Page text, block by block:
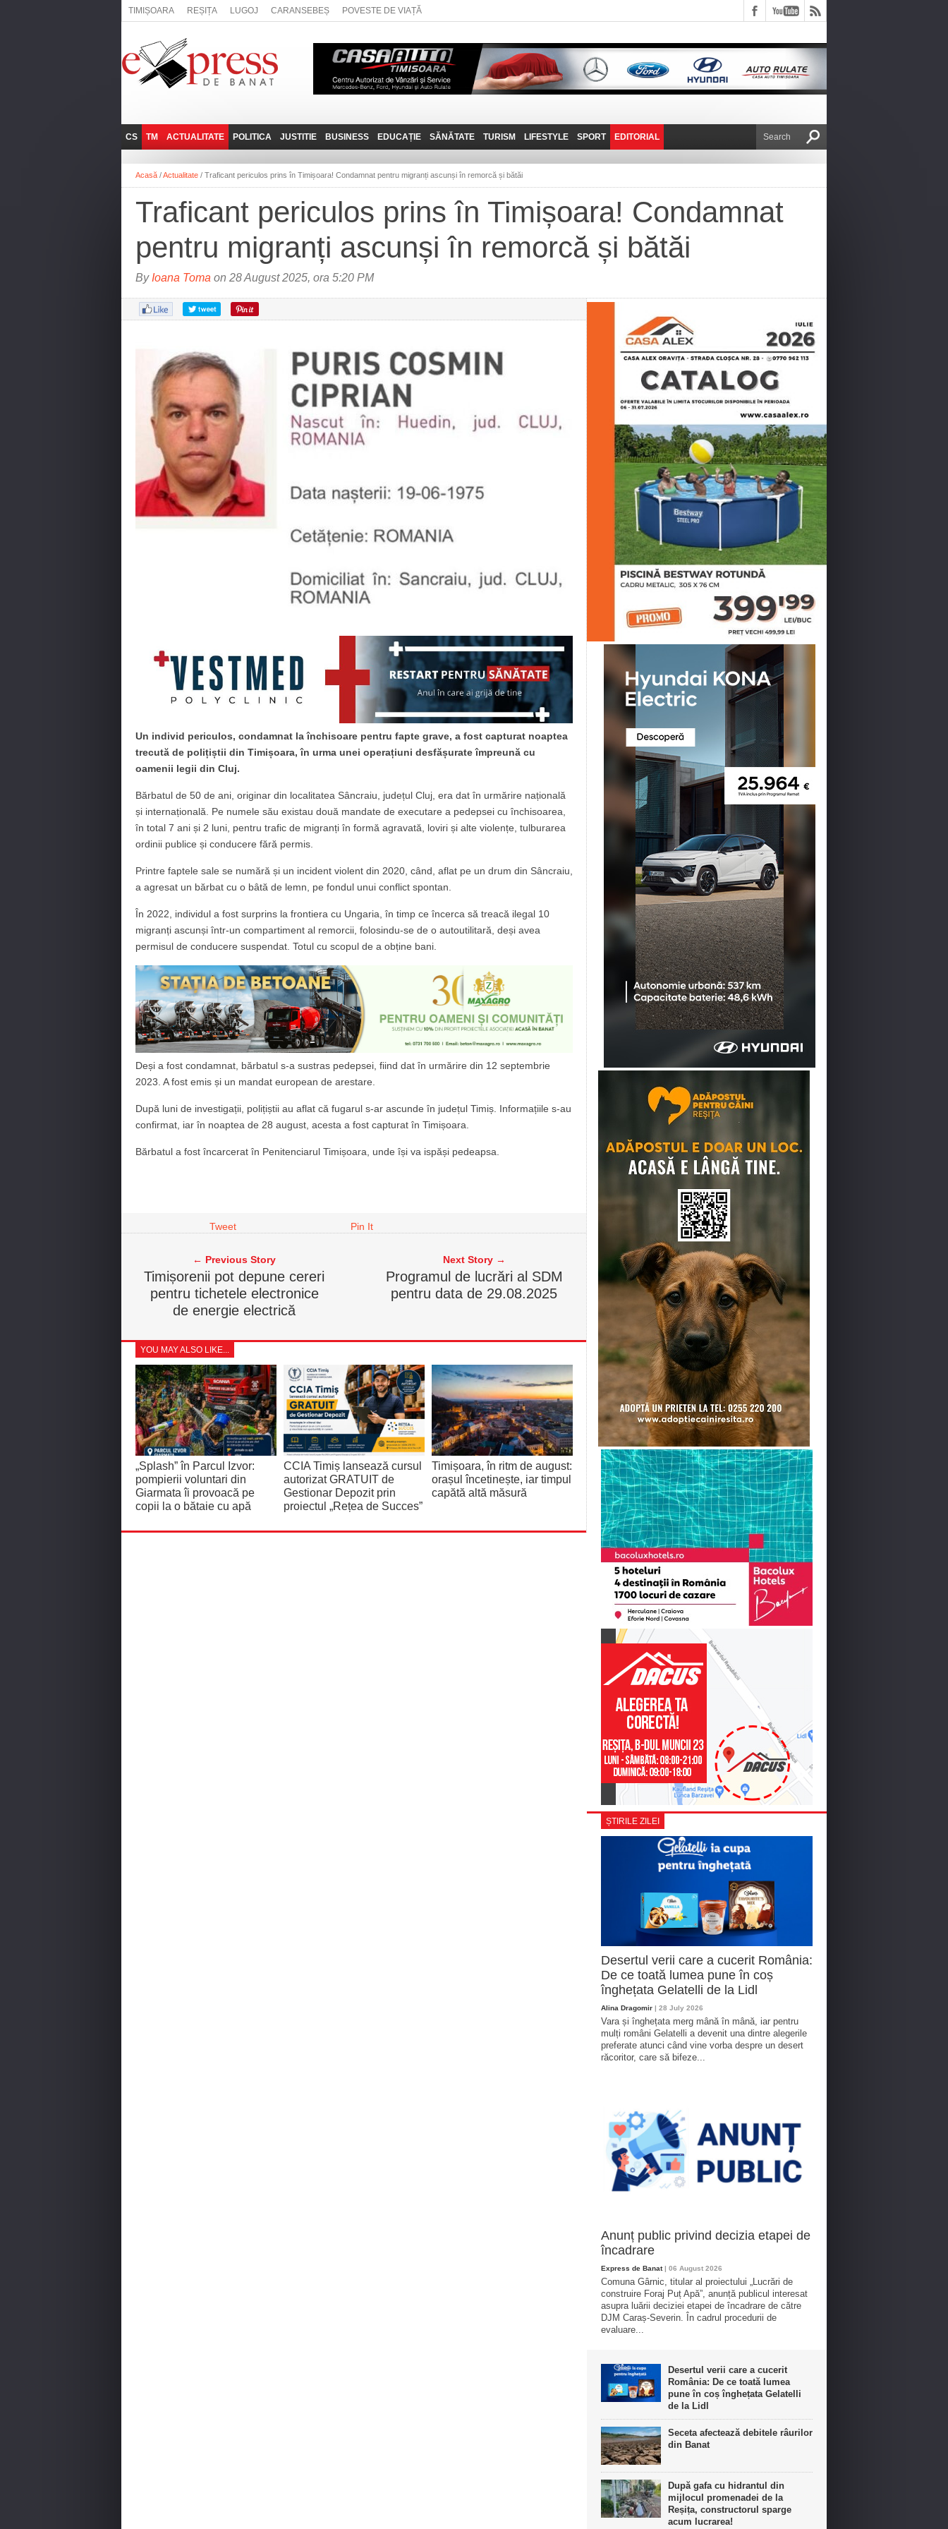
TIMIȘOARA REȘIȚA LUGOJ CARANSEBEȘ POVESTE DE VIAȚĂ
CS
REȘIȚA
CARANSEBEȘ
ANINA
BOCŞA
MOLDOVA NOUĂ
ORAVIȚA
OȚELU ROŞU
TM
LUGOJ
TIMIȘOARA
ACTUALITATE
ADMINISTRATIE
NAȚIONAL
SOCIAL
POLITICA
EXPRESSLIVE
INTERVIURILE
JUSTITIE BUSINESS
JOB-URI
TEHNIT
EDUCAȚIE SĂNĂTATE TURISM
PRIN MUNȚII
BANATULUI
FANTASTICUL BANAT
TRAVEL VLOG
LIFESTYLE
POVESTE DE VIAȚĂ
SPORT EDITORIAL
DE VICTOR NAFIRU
Acasă /Actualitate / Traficant periculos prins în Timișoara! Condamnat pentru migranți ascunși în remorcă și bătăi
Traficant periculos prins în Timișoara! Condamnat
pentru migranți ascunși în remorcă și bătăi
By Ioana Toma on 28 August 2025, ora 5:20 PM
Un individ periculos, condamnat la închisoare pentru fapte grave, a fost capturat noaptea
trecută de polițiștii din Timișoara, în urma unei operațiuni desfășurate împreună cu
oamenii legii din Cluj.
Bărbatul de 50 de ani, originar din localitatea Sâncraiu, județul Cluj, era dat în urmărire națională
și internațională. Pe numele său existau două mandate de executare a pedepsei cu închisoarea,
în total 7 ani și 2 luni, pentru trafic de migranți în formă agravată, loviri și alte violențe, tulburarea
ordinii publice și conducere fără permis.
Printre faptele sale se numără și un incident violent din 2020, când, aflat pe un drum din Sâncraiu,
a agresat un bărbat cu o bâtă de lemn, pe fondul unui conflict spontan.
În 2022, individul a fost surprins la frontiera cu Ungaria, în timp ce încerca să treacă ilegal 10
migranți ascunși într-un compartiment al remorcii, folosindu-se de o autoutilitară, deși avea
permisul de conducere suspendat. Totul cu scopul de a obține bani.
Deși a fost condamnat, bărbatul s-a sustras pedepsei, fiind dat în urmărire din 12 septembrie
2023. A fost emis și un mandat european de arestare.
După luni de investigații, polițiștii au aflat că fugarul s-ar ascunde în județul Timiș. Informațiile s-au
confirmat, iar în noaptea de 28 august, acesta a fost capturat în Timișoara.
Bărbatul a fost încarcerat în Penitenciarul Timișoara, unde își va ispăși pedeapsa.
Tweet Pin It
← Previous Story
Timișorenii pot depune cereri
pentru tichetele electronice
de energie electrică
Next Story →
Programul de lucrări al SDM
pentru data de 29.08.2025
YOU MAY ALSO LIKE...
„Splash” în Parcul Izvor:
pompierii voluntari din
Giarmata îi provoacă pe
copii la o bătaie cu apă
CCIA Timiș lansează cursul
autorizat GRATUIT de
Gestionar Depozit prin
proiectul „Rețea de Succes”
Timișoara, în ritm de august:
orașul încetinește, iar timpul
capătă altă măsură
ȘTIRILE ZILEI
Desertul verii care a cucerit România:
De ce toată lumea pune în coș
înghețata Gelatelli de la Lidl
Alina Dragomir | 28 July 2026
Vara și înghețata merg mână în mână, iar pentru
mulți români Gelatelli a devenit una dintre alegerile
preferate atunci când vine vorba despre un desert
răcoritor, care să bifeze...
Anunț public privind decizia etapei de
încadrare
Express de Banat| 06 August 2026
Comuna Gârnic, titular al proiectului „Lucrări de
construire Foraj Puț Apă”, anunță publicul interesat
asupra luării deciziei etapei de încadrare de către
DJM Caraș-Severin. În cadrul procedurii de
evaluare...
Desertul verii care a cucerit
România: De ce toată lumea
pune în coș înghețata Gelatelli
de la Lidl
Seceta afectează debitele râurilor
din Banat
După gafa cu hidrantul din
mijlocul promenadei de la
Reșița, constructorul sparge
acum lucrarea!